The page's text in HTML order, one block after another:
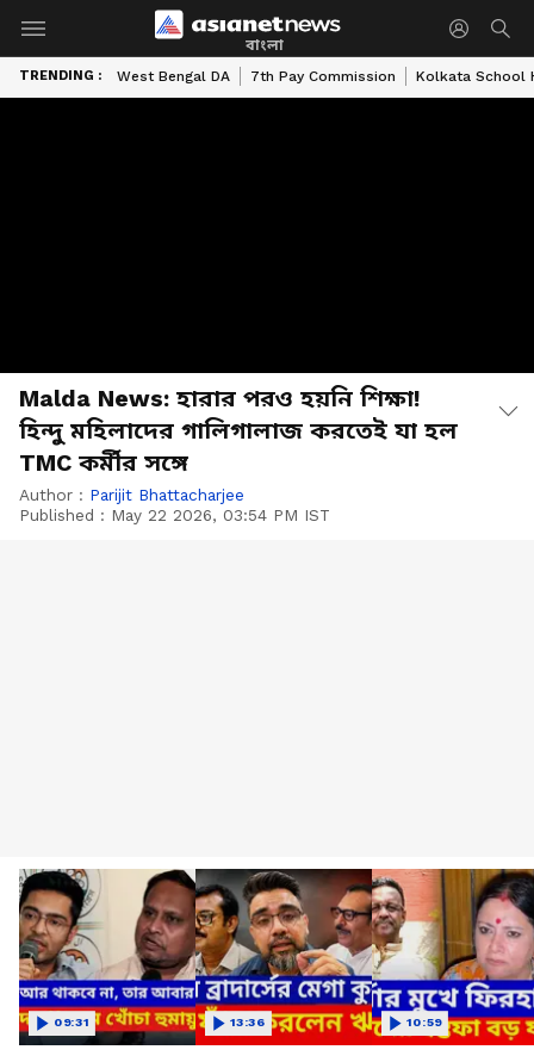
বাংলা
TRENDING : West Bengal DA 7th Pay Commission Kolkata School
Malda News: হারার পরও হয়নি শিক্ষা!
হিন্দু মহিলাদের গালিগালাজ করতেই যা হল
TMC কর্মীর সঙ্গে
Author : Parijit Bhattacharjee
Published : May 22 2026, 03:54 PM IST
09:31 13:36 10:59